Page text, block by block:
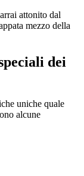
attonito dal
mezzo della
dei
uniche quale
alcune